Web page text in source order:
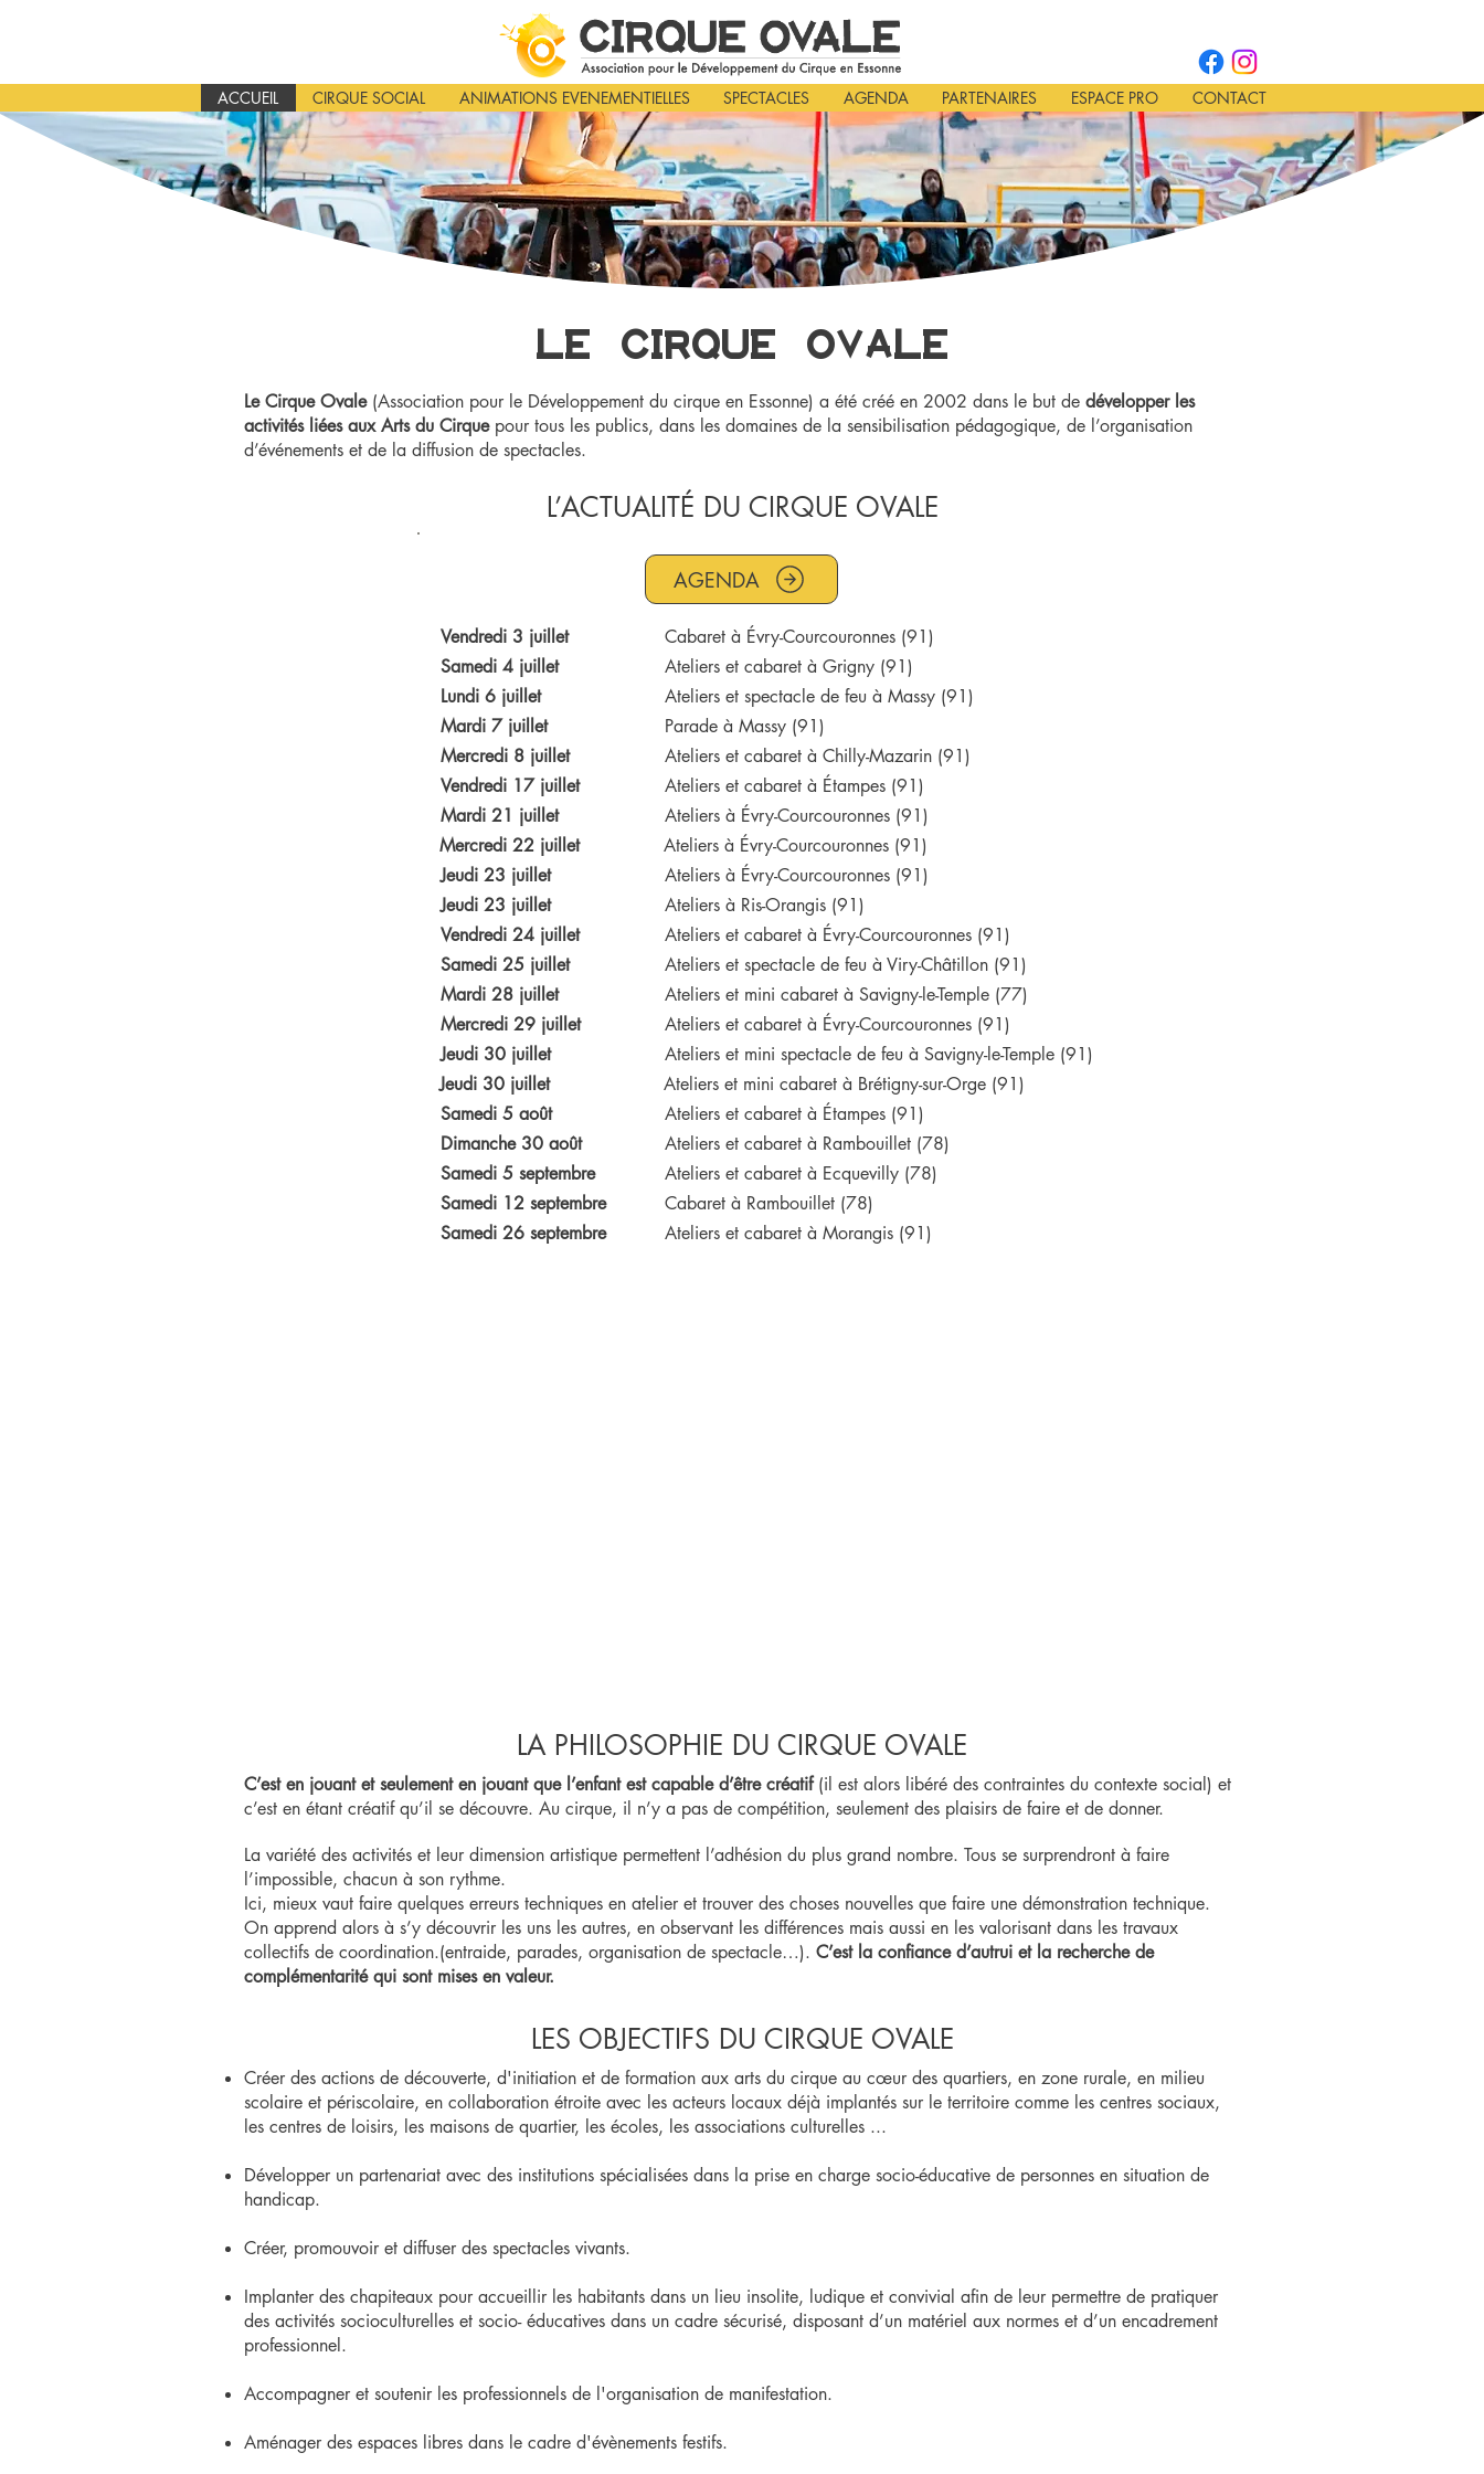
ACCUEIL CIRQUE SOCIAL ANIMATIONS EVENEMENTIELLES SPECTACLES AGENDA PARTENAIRES ESPACE PRO CONTACT
LE CIRQUE OVALE
Le Cirque Ovale(Association pour le Développement du cirque en Essonne) a été créé en 2002 dans le but de développer les
activités liées aux Arts du Cirquepour tous les publics, dans les domaines de la sensibilisation pédagogique, de l’organisation
d’événements et de la diffusion de spectacles.
L’ACTUALITÉ DU CIRQUE OVALE
AGENDA
Vendredi 3 juillet
Cabaret à Évry-Courcouronnes (91)
Samedi 4 juillet
Ateliers et cabaret à Grigny (91)
Lundi 6 juillet
Ateliers et spectacle de feu à Massy (91)
Mardi 7 juillet
Parade à Massy (91)
Mercredi 8 juillet
Ateliers et cabaret à Chilly-Mazarin (91)
Vendredi 17 juillet
Ateliers et cabaret à Étampes (91)
Mardi 21 juillet
Ateliers à Évry-Courcouronnes (91)
Mercredi 22 juillet
Ateliers à Évry-Courcouronnes (91)
Jeudi 23 juillet
Ateliers à Évry-Courcouronnes (91)
Jeudi 23 juillet
Ateliers à Ris-Orangis (91)
Vendredi 24 juillet
Ateliers et cabaret à Évry-Courcouronnes (91)
Samedi 25 juillet
Ateliers et spectacle de feu à Viry-Châtillon (91)
Mardi 28 juillet
Ateliers et mini cabaret à Savigny-le-Temple (77)
Mercredi 29 juillet
Ateliers et cabaret à Évry-Courcouronnes (91)
Jeudi 30 juillet
Ateliers et mini spectacle de feu à Savigny-le-Temple (91)
Jeudi 30 juillet
Ateliers et mini cabaret à Brétigny-sur-Orge (91)
Samedi 5 août
Ateliers et cabaret à Étampes (91)
Dimanche 30 août
Ateliers et cabaret à Rambouillet (78)
Samedi 5 septembre
Ateliers et cabaret à Ecquevilly (78)
Samedi 12 septembre
Cabaret à Rambouillet (78)
Samedi 26 septembre
Ateliers et cabaret à Morangis (91)
LA PHILOSOPHIE DU CIRQUE OVALE
C’est en jouant et seulement en jouant que l’enfant est capable d’être créatif(il est alors libéré des contraintes du contexte social) et
c’est en étant créatif qu’il se découvre. Au cirque, il n’y a pas de compétition, seulement des plaisirs de faire et de donner.
La variété des activités et leur dimension artistique permettent l’adhésion du plus grand nombre. Tous se surprendront à faire
l’impossible, chacun à son rythme.
Ici, mieux vaut faire quelques erreurs techniques en atelier et trouver des choses nouvelles que faire une démonstration technique.
On apprend alors à s’y découvrir les uns les autres, en observant les différences mais aussi en les valorisant dans les travaux
collectifs de coordination.(entraide, parades, organisation de spectacle…). C’est la confiance d’autrui et la recherche de
complémentarité qui sont mises en valeur.
LES OBJECTIFS DU CIRQUE OVALE
Créer des actions de découverte, d'initiation et de formation aux arts du cirque au cœur des quartiers, en zone rurale, en milieu
scolaire et périscolaire, en collaboration étroite avec les acteurs locaux déjà implantés sur le territoire comme les centres sociaux,
les centres de loisirs, les maisons de quartier, les écoles, les associations culturelles ...
Développer un partenariat avec des institutions spécialisées dans la prise en charge socio-éducative de personnes en situation de
handicap.
Créer, promouvoir et diffuser des spectacles vivants.
Implanter des chapiteaux pour accueillir les habitants dans un lieu insolite, ludique et convivial afin de leur permettre de pratiquer
des activités socioculturelles et socio- éducatives dans un cadre sécurisé, disposant d’un matériel aux normes et d’un encadrement
professionnel.
Accompagner et soutenir les professionnels de l'organisation de manifestation.
Aménager des espaces libres dans le cadre d'évènements festifs.